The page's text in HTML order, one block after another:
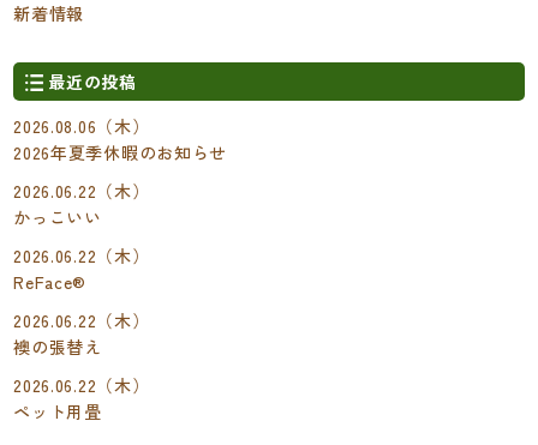
新着情報
最近の投稿
2026.08.06（木）
2026年夏季休暇のお知らせ
2026.06.22（木）
かっこいい
2026.06.22（木）
ReFace®
2026.06.22（木）
襖の張替え
2026.06.22（木）
ペット用畳